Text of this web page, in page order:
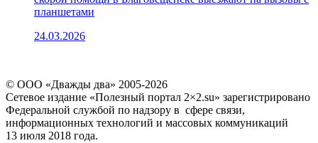
планшетами
24.03.2026
© ООО «Дважды два» 2005-2026
Сетевое издание «Полезный портал 2×2.su» зарегистрировано
Федеральной службой по надзору в сфере связи,
информационных технологий и массовых коммуникаций
13 июля 2018 года.